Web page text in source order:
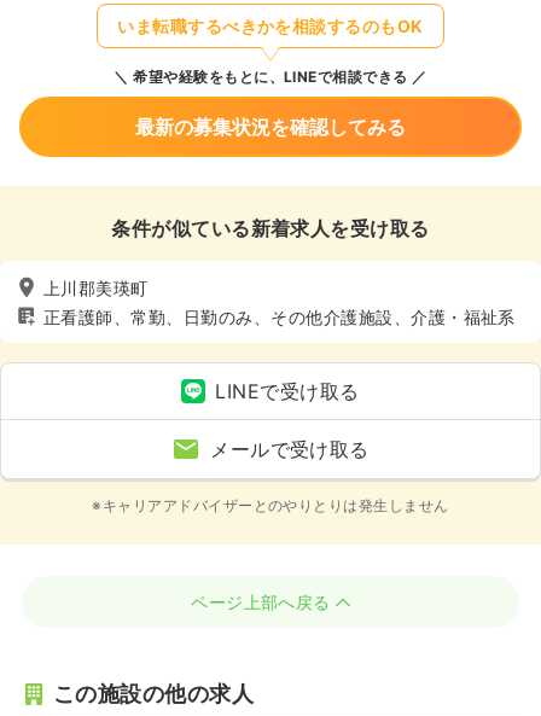
いま転職するべきかを相談するのもOK
希望や経験をもとに、LINEで相談できる
最新の募集状況を確認してみる
条件が似ている新着求人を受け取る
上川郡美瑛町
正看護師、常勤、日勤のみ、その他介護施設、介護・福祉系
LINEで受け取る
メールで受け取る
※キャリアアドバイザーとのやりとりは発生しません
ページ上部へ戻る
この施設の他の求人